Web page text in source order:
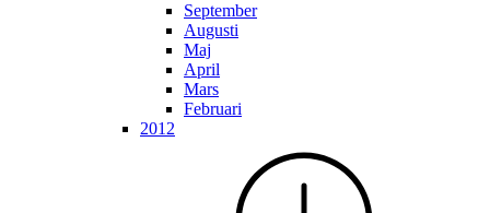
September
Augusti
Maj
April
Mars
Februari
2012